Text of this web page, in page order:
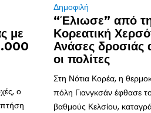
με
ο
πτήση
Δημοφιλή
“Έλιωσε” από
Κορεατική
Ανάσες δροσιάς
οι πολίτες
Στη Νότια Κορέα, η
πόλη Γιανγκσάν έφθασε
βαθμούς Κελσίου,